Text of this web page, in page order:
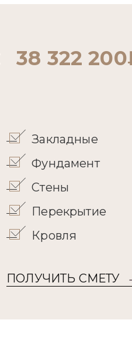
38 322
Закладные
Фундамент
Стены
Перекрытие
Кровля
ПОЛУЧИТЬ СМЕТУ